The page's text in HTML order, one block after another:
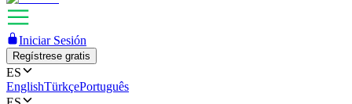
Iniciar Sesión
Regístrese gratis
ES
EnglishTürkçePortuguês